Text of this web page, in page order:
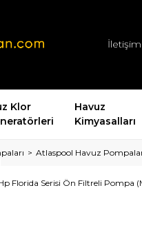
İletişim
Klor
Havuz
Kimyasalları
Atlaspool Havuz